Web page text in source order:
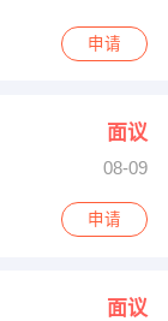
号
申请
面议
08-09
申请
面议